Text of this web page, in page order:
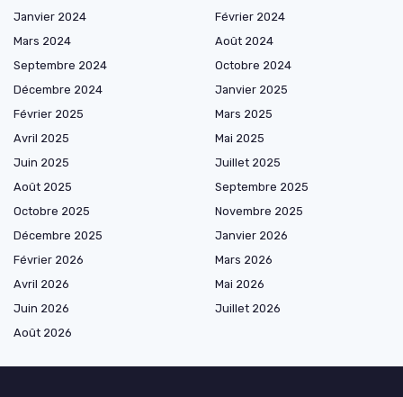
Janvier 2024
Février 2024
Mars 2024
Août 2024
Septembre 2024
Octobre 2024
Décembre 2024
Janvier 2025
Février 2025
Mars 2025
Avril 2025
Mai 2025
Juin 2025
Juillet 2025
Août 2025
Septembre 2025
Octobre 2025
Novembre 2025
Décembre 2025
Janvier 2026
Février 2026
Mars 2026
Avril 2026
Mai 2026
Juin 2026
Juillet 2026
Août 2026